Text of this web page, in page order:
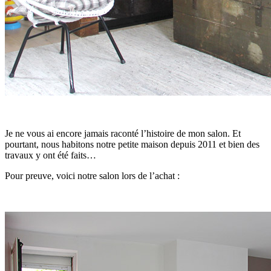
Je ne vous ai encore jamais raconté l’histoire de mon salon. Et
pourtant, nous habitons notre petite maison depuis 2011 et bien des
travaux y ont été faits…
Pour preuve, voici notre salon lors de l’achat :